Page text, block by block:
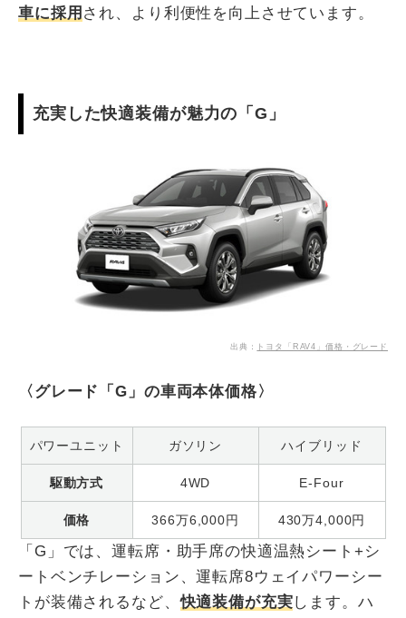
車に採用 され、より利便性を向上させています。
充実した快適装備が魅力の「G」
出典： トヨタ「RAV4」価格・グレード
〈グレード「G」の車両本体価格〉
パワーユニット ガソリン ハイブリッド
駆動方式 4WD E-Four
価格 366万6,000円 430万4,000円
「G」では、運転席・助手席の快適温熱シート+シ
ートベンチレーション、運転席8ウェイパワーシー
トが装備されるなど、快適装備が充実します。ハ